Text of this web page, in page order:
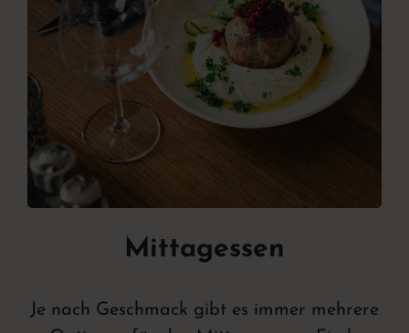
Mittagessen
Je nach Geschmack gibt es immer mehrere